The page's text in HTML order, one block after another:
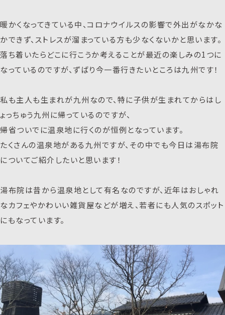
暖かくなってきている中、コロナウイルスの影響で外出がなかな
かできず、ストレスが溜まっている方も少なくないかと思います。
落ち着いたらどこに行こうか考えることが最近の楽しみの1つに
なっているのですが、ずばり今一番行きたいところは九州です！
私も主人も生まれが九州なので、特に子供が生まれてからはし
ょっちゅう九州に帰っているのですが、
帰省ついでに温泉地に行くのが恒例となっています。
たくさんの温泉地がある九州ですが、その中でも今日は湯布院
についてご紹介したいと思います！
湯布院は昔から温泉地として有名なのですが、近年はおしゃれ
なカフェやかわいい雑貨屋などが増え、若者にも人気のスポット
にもなっています。